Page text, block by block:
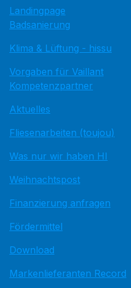
Landingpage
Badsanierung
Klima & Lüftung - hissu
Vorgaben für Vaillant
Kompetenzpartner
Aktuelles
Fliesenarbeiten (toujou)
Was nur wir haben HI
Weihnachtspost
Finanzierung anfragen
Fördermittel
Download
Markenlieferanten Record